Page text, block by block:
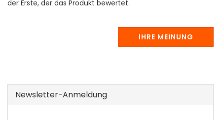
der Erste, der das Produkt bewertet.
IHRE MEINUNG
Newsletter-Anmeldung